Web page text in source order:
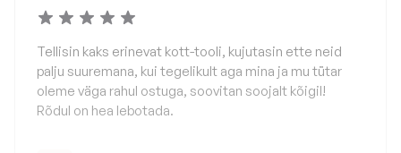
Tellisin kaks erinevat kott-tooli, kujutasin ette neid
palju suuremana, kui tegelikult aga mina ja mu tütar
oleme väga rahul ostuga, soovitan soojalt kõigil!
Rõdul on hea lebotada.